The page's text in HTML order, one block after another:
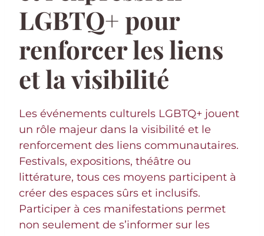
LGBTQ+ pour
renforcer les liens
et la visibilité
Les événements culturels LGBTQ+ jouent
un rôle majeur dans la visibilité et le
renforcement des liens communautaires.
Festivals, expositions, théâtre ou
littérature, tous ces moyens participent à
créer des espaces sûrs et inclusifs.
Participer à ces manifestations permet
non seulement de s’informer sur les